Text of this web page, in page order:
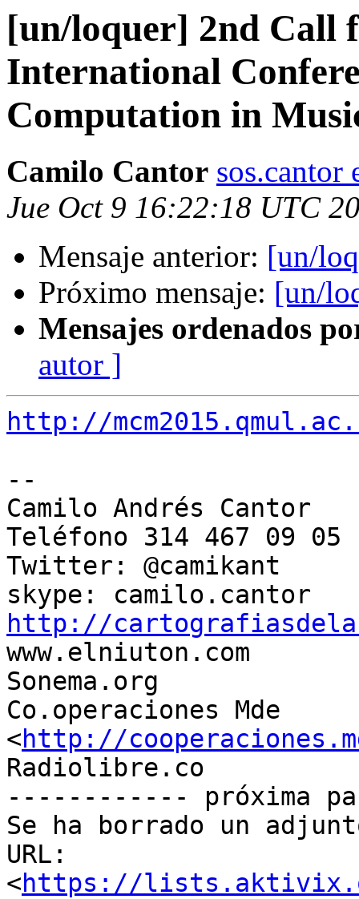
[un/loquer] 2nd Call
International
Computation in
Camilo Cantor sos.cantor
Jue Oct 9 16:22:18 UTC
Mensaje anterior: [un/
Próximo mensaje: [un/
Mensajes ordenados
autor ]
http://
--
Camilo Andrés Cantor
Teléfono 314 467 09 05
Twitter: @camikant
http://
www.elniuton.com
Sonema.org
Co.operaciones Mde
<http://
Radiolibre.co
------------ próxima
Se ha borrado un
URL:
<https://